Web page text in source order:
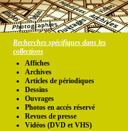
Recherches spécifiques dans les
collections
Affiches
Archives
Articles de périodiques
Dessins
Ouvrages
Photos en accés réservé
Revues de presse
Vidéos (DVD et VHS)